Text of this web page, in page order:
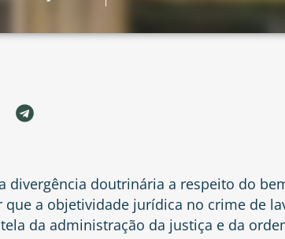
divergência doutrinária a respeito do
que a objetividade jurídica no crime de
da administração da justiça e da